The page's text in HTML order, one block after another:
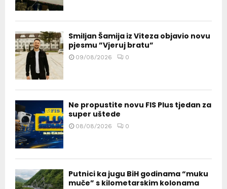
Smiljan Šamija iz Viteza objavio novu
pjesmu ”Vjeruj bratu”
09/08/2026 0
Ne propustite novu FIS Plus tjedan za
super uštede
08/08/2026 0
Putnici ka jugu BiH godinama “muku
muče” s kilometarskim kolonama